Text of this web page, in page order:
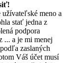
užívateľské meno a
stať jedna z
podpora
... a je mi menej
zaslaných
Váš účet musí